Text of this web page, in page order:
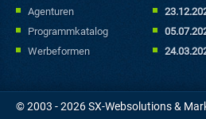
Agenturen
Programmkatalog
Werbeformen
© 2003 - 2026 SX-Websolutions &